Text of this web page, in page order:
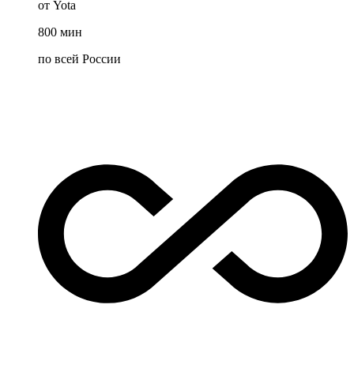
от Yota
800 мин
по всей России